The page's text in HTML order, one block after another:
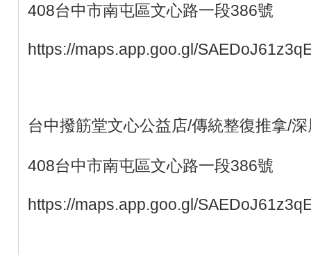
408台中市南屯區文心路一段386號
https://maps.app.goo.gl/
台中撥筋堂文心公益店/傳統整復推拿/
408台中市南屯區文心路一段386號
https://maps.app.goo.gl/